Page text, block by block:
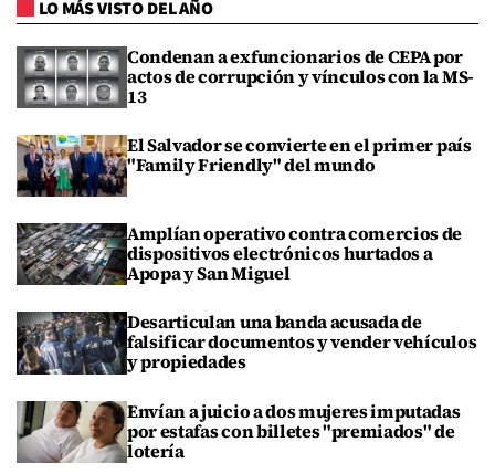
LO MÁS VISTO DEL AÑO
Condenan a exfuncionarios de CEPA por
actos de corrupción y vínculos con la MS-
13
El Salvador se convierte en el primer país
"Family Friendly" del mundo
Amplían operativo contra comercios de
dispositivos electrónicos hurtados a
Apopa y San Miguel
Desarticulan una banda acusada de
falsificar documentos y vender vehículos
y propiedades
Envían a juicio a dos mujeres imputadas
por estafas con billetes "premiados" de
lotería